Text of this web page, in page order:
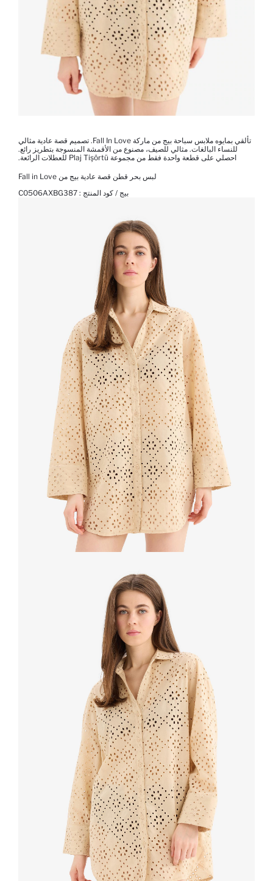
تألقي بمايوه ملابس سباحة بيج من ماركة Fall In Love. تصميم قصة عادية مثالي
للنساء البالغات. مثالي للصيف، مصنوع من الأقمشة المنسوجة بتطريز رائع.
احصلي على قطعة واحدة فقط من مجموعة Plaj Tişörtü للعطلات الرائعة.
لبس بحر قطن قصة عادية بيج من Fall in Love
بيج / كود المنتج : C0506AXBG387